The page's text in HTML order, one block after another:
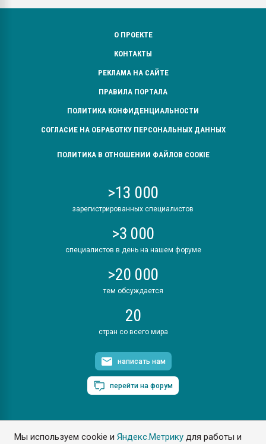
Мы используем cookie иЯндекс.Метрику для работы и
О ПРОЕКТЕ
КОНТАКТЫ
РЕКЛАМА НА САЙТЕ
ПРАВИЛА ПОРТАЛА
ПОЛИТИКА КОНФИДЕНЦИАЛЬНОСТИ
СОГЛАСИЕ НА ОБРАБОТКУ ПЕРСОНАЛЬНЫХ ДАННЫХ
ПОЛИТИКА В ОТНОШЕНИИ ФАЙЛОВ COOKIE
>13 000
зарегистрированных специалистов
>3 000
специалистов в день на нашем форуме
>20 000
тем обсуждается
20
стран со всего мира
написать нам
перейти на форум
ПластЭксперт © 2006. Все права защищены